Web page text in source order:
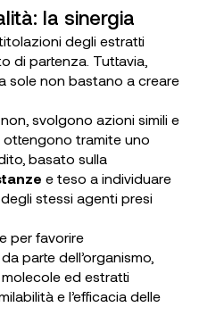
la sinergia
degli estratti
di partenza. Tuttavia,
sole non bastano a creare
svolgono azioni simili e
ottengono tramite uno
basato sulla
e teso a individuare
stessi agenti presi
per favorire
parte dell’organismo,
ed estratti
e l’efficacia delle